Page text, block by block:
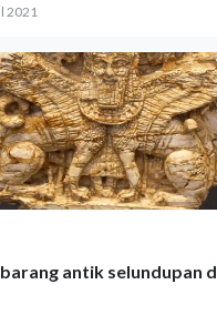
2021
antik selundupan